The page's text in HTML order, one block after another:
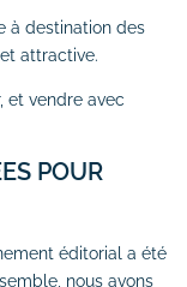
à destination des
attractive.
et vendre avec
POUR
éditorial a été
nous avons